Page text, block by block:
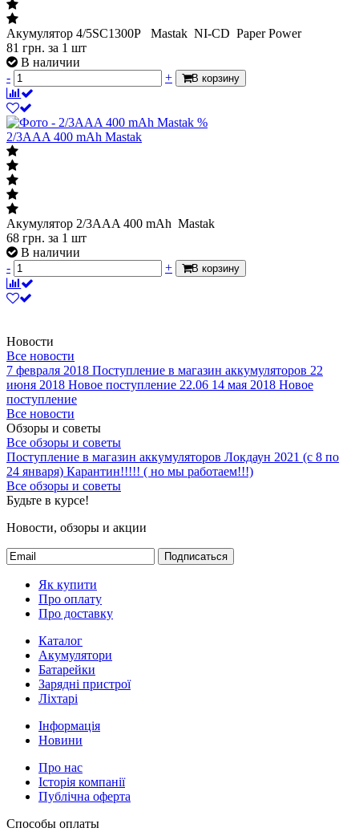
Акумулятор 4/5SC1300P Mastak NI-CD Paper Power
81 грн. за 1 шт
В наличии
-
+ В корзину
%
2/3AAA 400 mAh Mastak
Акумулятор 2/3AAA 400 mAh Mastak
68 грн. за 1 шт
В наличии
-
+ В корзину
Новости
Все новости
7 февраля 2018 Поступление в магазин аккумуляторов 22
июня 2018 Новое поступление 22.06 14 мая 2018 Новое
поступление
Все новости
Обзоры и советы
Все обзоры и советы
Поступление в магазин аккумуляторов Локдаун 2021 (с 8 по
24 января) Карантин!!!!! ( но мы работаем!!!)
Все обзоры и советы
Будьте в курсе!
Новости, обзоры и акции
Подписаться
Як купити
Про оплату
Про доставку
Каталог
Акумулятори
Батарейки
Зарядні пристрої
Ліхтарі
Інформація
Новини
Про нас
Історія компанії
Публічна оферта
Способы оплаты